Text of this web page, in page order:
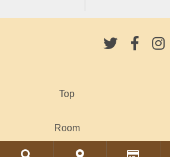
Top
Room